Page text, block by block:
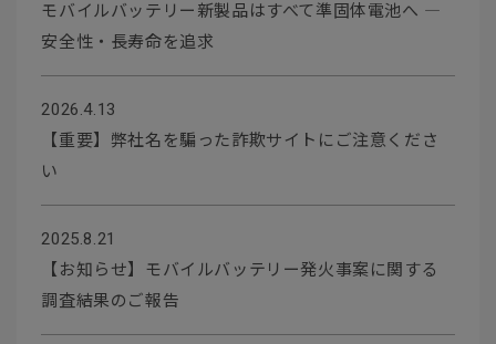
モバイルバッテリー新製品はすべて準固体電池へ ―
安全性・長寿命を追求
2026.4.13
【重要】弊社名を騙った詐欺サイトにご注意くださ
い
2025.8.21
【お知らせ】モバイルバッテリー発火事案に関する
調査結果のご報告